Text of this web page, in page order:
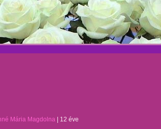
Mária Magdolna
12 éve